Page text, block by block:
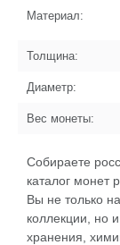
Материал:
Толщина:
Диаметр:
Вес монеты:
Собираете
каталог монет
Вы не только
коллекции, но
хранения,